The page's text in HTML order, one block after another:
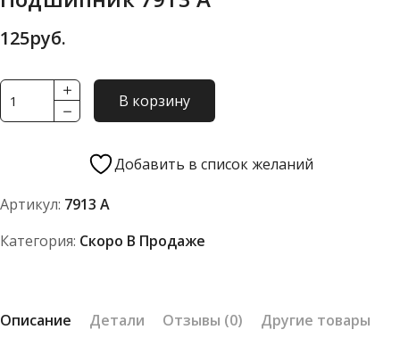
125руб.
Количество
товара
В корзину
Добавить в список желаний
Артикул: 7913 А
Категория: Скоро В Продаже
Описание Детали Отзывы (0) Другие товары